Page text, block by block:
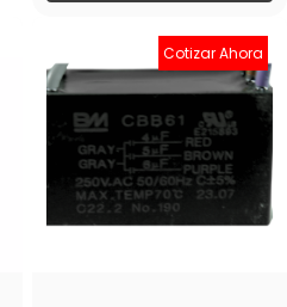
Cotizar Ahora